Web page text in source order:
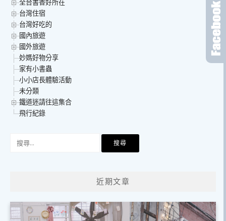
全台書香好所在
台灣住宿
台灣好吃的
國內旅遊
國外旅遊
妙媽好物分享
家有小書蟲
小小店長體驗活動
未分類
鐵道迷請往這集合
飛行紀錄
近期文章